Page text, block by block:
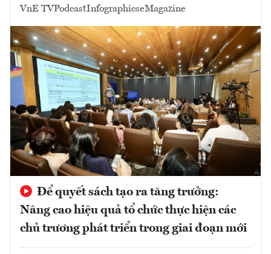
VnE TVPodcastInfographicseMagazine
Để quyết sách tạo ra tăng trưởng:
Nâng cao hiệu quả tổ chức thực hiện các
chủ trương phát triển trong giai đoạn mới